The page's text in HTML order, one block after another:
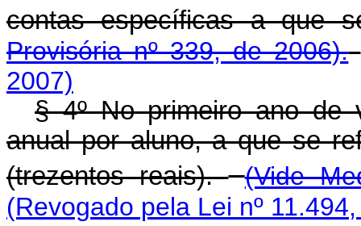
contas específicas a que
Provisória nº 339, de 2006).
2007)
§ 4º No primeiro ano de
anual por aluno, a que se
(trezentos reais). (Vide
(Revogado pela Lei nº